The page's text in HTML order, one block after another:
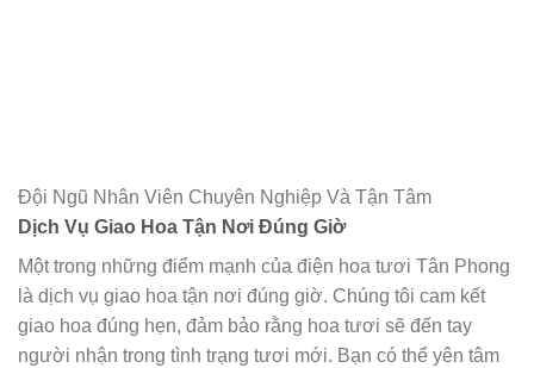
Đội Ngũ Nhân Viên Chuyên Nghiệp Và Tận Tâm
Dịch Vụ Giao Hoa Tận Nơi Đúng Giờ
Một trong những điểm mạnh của điện hoa tươi Tân Phong
là dịch vụ giao hoa tận nơi đúng giờ. Chúng tôi cam kết
giao hoa đúng hẹn, đảm bảo rằng hoa tươi sẽ đến tay
người nhận trong tình trạng tươi mới. Bạn có thể yên tâm